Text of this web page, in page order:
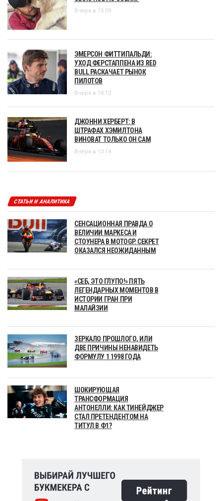
Вчера в 15:09
ЭМЕРСОН ФИТТИПАЛЬДИ:
УХОД ФЕРСТАППЕНА ИЗ RED
BULL РАСКАЧАЕТ РЫНОК
ПИЛОТОВ
Вчера в 14:12
ДЖОННИ ХЕРБЕРТ: В
ШТРАФАХ ХЭМИЛТОНА
ВИНОВАТ ТОЛЬКО ОН САМ
Вчера в 13:14
СТАТЬИ И АНАЛИТИКА
СЕНСАЦИОННАЯ ПРАВДА О
ВЕЛИЧИИ МАРКЕСА И
СТОУНЕРА В MOTOGP. СЕКРЕТ
ОКАЗАЛСЯ НЕОЖИДАННЫМ
«СЕБ, ЭТО ГЛУПО!» ПЯТЬ
ЛЕГЕНДАРНЫХ МОМЕНТОВ В
ИСТОРИИ ГРАН ПРИ
МАЛАЙЗИИ
ЗЕРКАЛО ПРОШЛОГО, ИЛИ
ДВЕ ПРИЧИНЫ НЕНАВИДЕТЬ
ФОРМУЛУ 1 1998 ГОДА
ШОКИРУЮЩАЯ
ТРАНСФОРМАЦИЯ
АНТОНЕЛЛИ: КАК ТИНЕЙДЖЕР
СТАЛ ПРЕТЕНДЕНТОМ НА
ТИТУЛ В Ф1?